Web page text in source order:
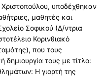
ΕΚΠΑΙΔΕΥΣΗ –
υποδέχθηκαν
μαθητές και
Σοφικού (Δ/ντρια
Κορινθιακό
που τους
τους με τίτλο:
Η γιορτή της